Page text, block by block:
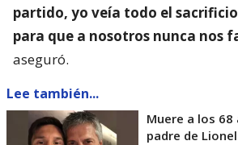
partido, yo veía todo el
para que a nosotros nunca nos
aseguró.
Lee también...
Muere a los 68
padre de